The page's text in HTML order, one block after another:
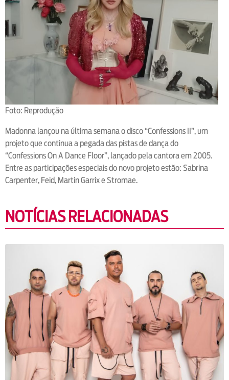
Foto: Reprodução
Madonna lançou na última semana o disco “Confessions II”, um
projeto que continua a pegada das pistas de dança do
“Confessions On A Dance Floor”, lançado pela cantora em 2005.
Entre as participações especiais do novo projeto estão: Sabrina
Carpenter, Feid, Martin Garrix e Stromae.
NOTÍCIAS RELACIONADAS